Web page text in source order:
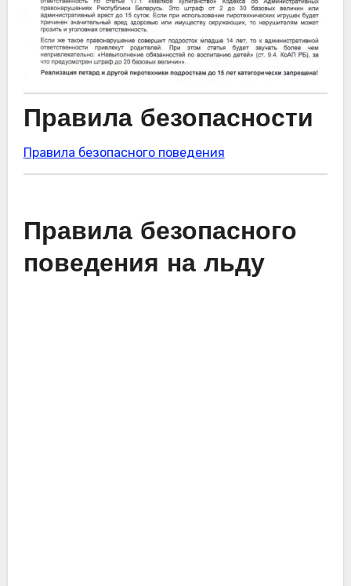
Правила безопасности
Правила безопасного поведения
Правила безопасного
поведения на льду